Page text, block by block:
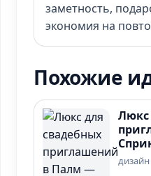
заметность,
экономия на
Похожие
Люкс